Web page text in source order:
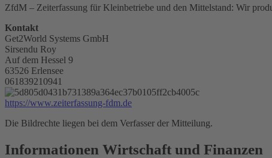
ZfdM – Zeiterfassung für Kleinbetriebe und den Mittelstand: Wir
Kontakt
Get2World Systems GmbH
Sirsendu Roy
Auf dem Hessel 9
63526 Erlensee
061839210941
https://www.zeiterfassung-fdm.de
Die Bildrechte liegen bei dem Verfasser der Mitteilung.
Informationen Wirtschaft und Finanzen